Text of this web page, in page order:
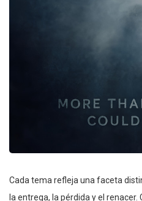
Cada tema refleja una faceta
la entrega, la pérdida y el